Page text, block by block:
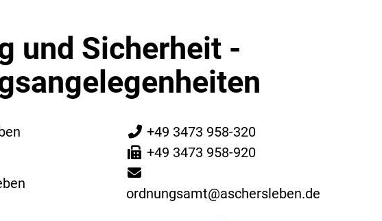
und Sicherheit -
+49 3473 958-320
+49 3473 958-920
ordnungsamt@aschersleben.de